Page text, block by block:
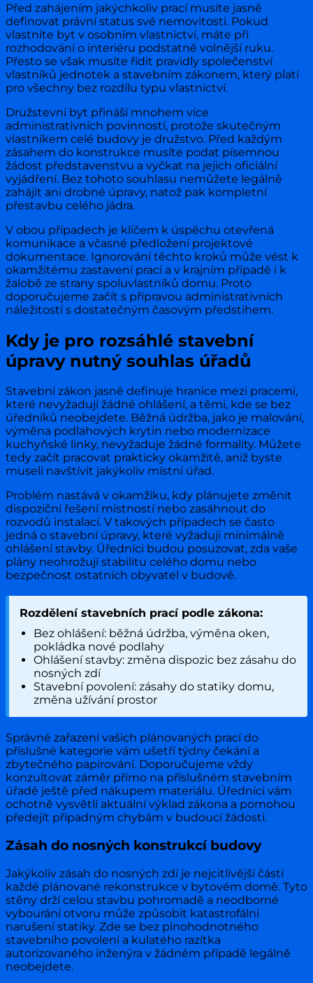
Před zahájením jakýchkoliv prací musíte jasně
definovat právní status své nemovitosti. Pokud
vlastníte byt v osobním vlastnictví, máte při
rozhodování o interiéru podstatně volnější ruku.
Přesto se však musíte řídit pravidly společenství
vlastníků jednotek a stavebním zákonem, který platí
pro všechny bez rozdílu typu vlastnictví.
Družstevní byt přináší mnohem více
administrativních povinností, protože skutečným
vlastníkem celé budovy je družstvo. Před každým
zásahem do konstrukce musíte podat písemnou
žádost představenstvu a vyčkat na jejich oficiální
vyjádření. Bez tohoto souhlasu nemůžete legálně
zahájit ani drobné úpravy, natož pak kompletní
přestavbu celého jádra.
V obou případech je klíčem k úspěchu otevřená
komunikace a včasné předložení projektové
dokumentace. Ignorování těchto kroků může vést k
okamžitému zastavení prací a v krajním případě i k
žalobě ze strany spoluvlastníků domu. Proto
doporučujeme začít s přípravou administrativních
náležitostí s dostatečným časovým předstihem.
Kdy je pro rozsáhlé stavební
úpravy nutný souhlas úřadů
Stavební zákon jasně definuje hranice mezi pracemi,
které nevyžadují žádné ohlášení, a těmi, kde se bez
úředníků neobejdete. Běžná údržba, jako je malování,
výměna podlahových krytin nebo modernizace
kuchyňské linky, nevyžaduje žádné formality. Můžete
tedy začít pracovat prakticky okamžitě, aniž byste
museli navštívit jakýkoliv místní úřad.
Problém nastává v okamžiku, kdy plánujete změnit
dispoziční řešení místností nebo zasáhnout do
rozvodů instalací. V takových případech se často
jedná o stavební úpravy, které vyžadují minimálně
ohlášení stavby. Úředníci budou posuzovat, zda vaše
plány neohrožují stabilitu celého domu nebo
bezpečnost ostatních obyvatel v budově.
Rozdělení stavebních prací podle zákona:
Bez ohlášení: běžná údržba, výměna oken,
pokládka nové podlahy
Ohlášení stavby: změna dispozic bez zásahu do
nosných zdí
Stavební povolení: zásahy do statiky domu,
změna užívání prostor
Správné zařazení vašich plánovaných prací do
příslušné kategorie vám ušetří týdny čekání a
zbytečného papírování. Doporučujeme vždy
konzultovat záměr přímo na příslušném stavebním
úřadě ještě před nákupem materiálu. Úředníci vám
ochotně vysvětlí aktuální výklad zákona a pomohou
předejít případným chybám v budoucí žádosti.
Zásah do nosných konstrukcí budovy
Jakýkoliv zásah do nosných zdí je nejcitlivější částí
každé plánované rekonstrukce v bytovém domě. Tyto
stěny drží celou stavbu pohromadě a neodborné
vybourání otvoru může způsobit katastrofální
narušení statiky. Zde se bez plnohodnotného
stavebního povolení a kulatého razítka
autorizovaného inženýra v žádném případě legálně
neobejdete.